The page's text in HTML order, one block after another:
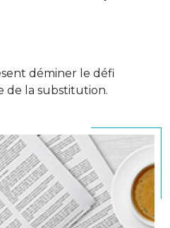
déminer le défi
de la substitution.